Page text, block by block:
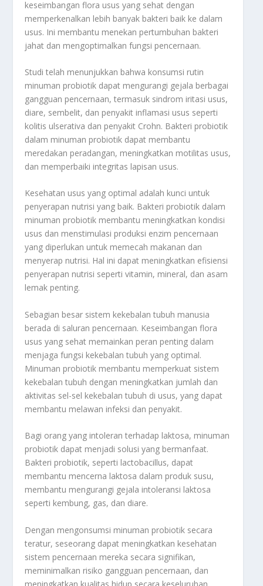
keseimbangan flora usus yang sehat dengan
memperkenalkan lebih banyak bakteri baik ke dalam
usus. Ini membantu menekan pertumbuhan bakteri
jahat dan mengoptimalkan fungsi pencernaan.
Studi telah menunjukkan bahwa konsumsi rutin
minuman probiotik dapat mengurangi gejala berbagai
gangguan pencernaan, termasuk sindrom iritasi usus,
diare, sembelit, dan penyakit inflamasi usus seperti
kolitis ulserativa dan penyakit Crohn. Bakteri probiotik
dalam minuman probiotik dapat membantu
meredakan peradangan, meningkatkan motilitas usus,
dan memperbaiki integritas lapisan usus.
Kesehatan usus yang optimal adalah kunci untuk
penyerapan nutrisi yang baik. Bakteri probiotik dalam
minuman probiotik membantu meningkatkan kondisi
usus dan menstimulasi produksi enzim pencernaan
yang diperlukan untuk memecah makanan dan
menyerap nutrisi. Hal ini dapat meningkatkan efisiensi
penyerapan nutrisi seperti vitamin, mineral, dan asam
lemak penting.
Sebagian besar sistem kekebalan tubuh manusia
berada di saluran pencernaan. Keseimbangan flora
usus yang sehat memainkan peran penting dalam
menjaga fungsi kekebalan tubuh yang optimal.
Minuman probiotik membantu memperkuat sistem
kekebalan tubuh dengan meningkatkan jumlah dan
aktivitas sel-sel kekebalan tubuh di usus, yang dapat
membantu melawan infeksi dan penyakit.
Bagi orang yang intoleran terhadap laktosa, minuman
probiotik dapat menjadi solusi yang bermanfaat.
Bakteri probiotik, seperti lactobacillus, dapat
membantu mencerna laktosa dalam produk susu,
membantu mengurangi gejala intoleransi laktosa
seperti kembung, gas, dan diare.
Dengan mengonsumsi minuman probiotik secara
teratur, seseorang dapat meningkatkan kesehatan
sistem pencernaan mereka secara signifikan,
meminimalkan risiko gangguan pencernaan, dan
meningkatkan kualitas hidup secara keseluruhan.